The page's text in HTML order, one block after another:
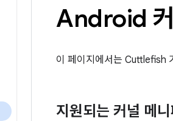
Android
이 페이지에서는 Cuttlefish
지원되는 커널 메